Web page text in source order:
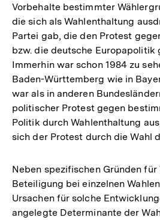
Vorbehalte bestimmter
die sich als Wahlenthaltung
Partei gab, die den Protest
bzw. die deutsche Europapolitik
Immerhin war schon 1984 zu
Baden-Württemberg wie in
war als in anderen
politischer Protest gegen
Politik durch Wahlenthaltung
sich der Protest durch die Wahl
Neben spezifischen Gründen für
Beteiligung bei einzelnen
Ursachen für solche
angelegte Determinante der